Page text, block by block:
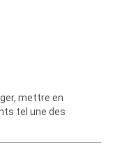
commentaires
mettre en
tel une des